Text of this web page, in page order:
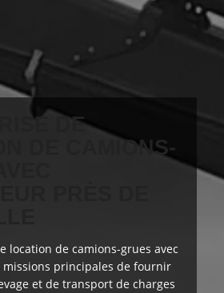
DE
DE CAMIONS-
location de camions-grues avec
missions principales de fournir
et de transport de charges